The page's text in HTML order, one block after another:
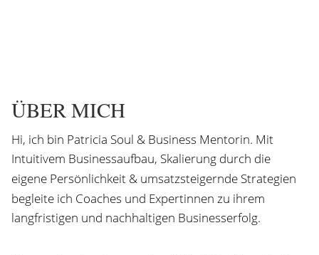
ÜBER MICH
Hi, ich bin Patricia Soul & Business Mentorin. Mit
Intuitivem Businessaufbau, Skalierung durch die
eigene Persönlichkeit & umsatzsteigernde Strategien
begleite ich Coaches und Expertinnen zu ihrem
langfristigen und nachhaltigen Businesserfolg.